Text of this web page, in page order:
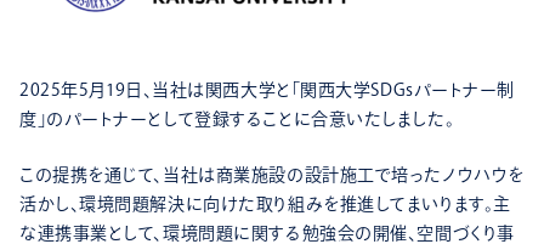
2025年5月19日、当社は関西大学と「関西大学SDGsパートナー制
度」のパートナーとして登録することに合意いたしました。
この提携を通じて、当社は商業施設の設計施工で培ったノウハウを
活かし、環境問題解決に向けた取り組みを推進してまいります。主
な連携事業として、環境問題に関する勉強会の開催、空間づくり事